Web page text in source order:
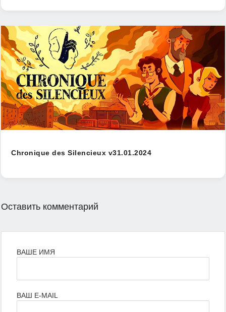
Chronique des Silencieux v31.01.2024
Оставить комментарий
ВАШЕ ИМЯ
ВАШ E-MAIL